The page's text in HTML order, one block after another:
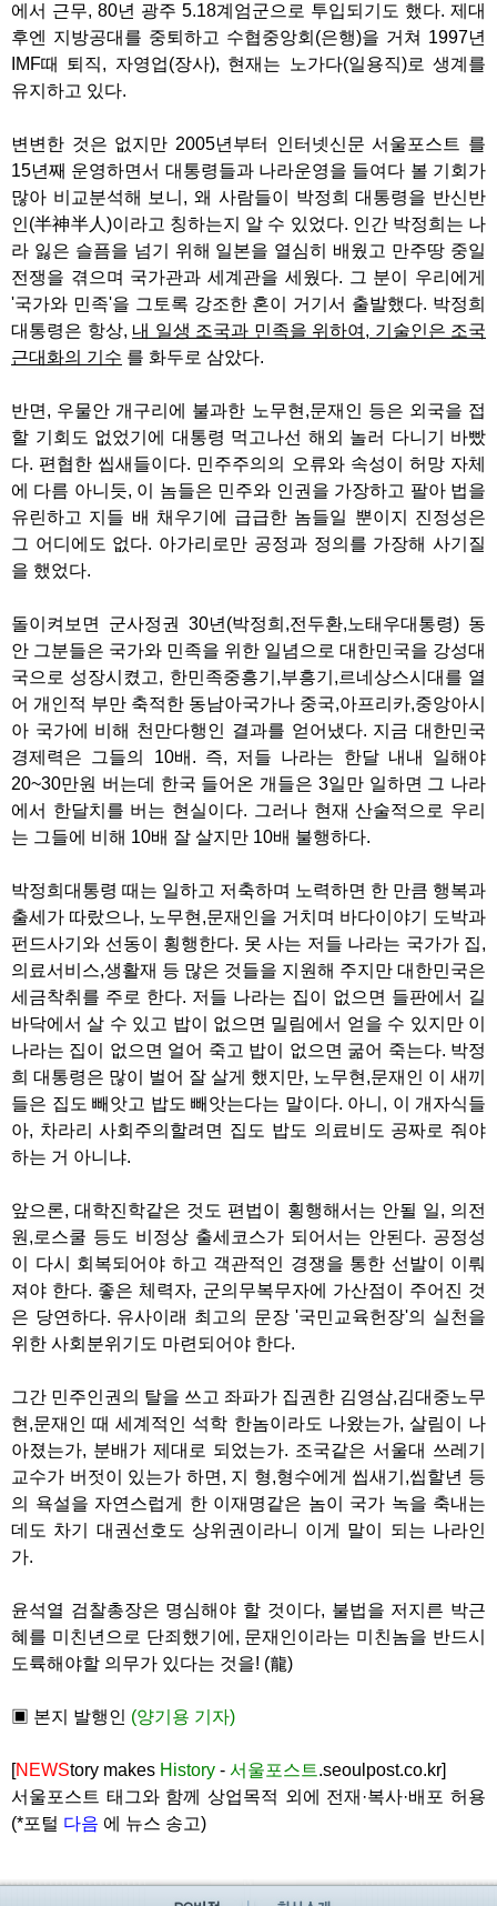
에서 근무, 80년 광주 5.18계엄군으로 투입되기도 했다. 제대
후엔 지방공대를 중퇴하고 수협중앙회(은행)을 거쳐 1997년
IMF때 퇴직, 자영업(장사), 현재는 노가다(일용직)로 생계를
유지하고 있다.
변변한 것은 없지만 2005년부터 인터넷신문 서울포스트 를
15년째 운영하면서 대통령들과 나라운영을 들여다 볼 기회가
많아 비교분석해 보니, 왜 사람들이 박정희 대통령을 반신반
인(半神半人)이라고 칭하는지 알 수 있었다. 인간 박정희는 나
라 잃은 슬픔을 넘기 위해 일본을 열심히 배웠고 만주땅 중일
전쟁을 겪으며 국가관과 세계관을 세웠다. 그 분이 우리에게
'국가와 민족'을 그토록 강조한 혼이 거기서 출발했다. 박정희
대통령은 항상, 내 일생 조국과 민족을 위하여, 기술인은 조국
근대화의 기수 를 화두로 삼았다.
반면, 우물안 개구리에 불과한 노무현,문재인 등은 외국을 접
할 기회도 없었기에 대통령 먹고나선 해외 놀러 다니기 바빴
다. 편협한 씹새들이다. 민주주의의 오류와 속성이 허망 자체
에 다름 아니듯, 이 놈들은 민주와 인권을 가장하고 팔아 법을
유린하고 지들 배 채우기에 급급한 놈들일 뿐이지 진정성은
그 어디에도 없다. 아가리로만 공정과 정의를 가장해 사기질
을 했었다.
돌이켜보면 군사정권 30년(박정희,전두환,노태우대통령) 동
안 그분들은 국가와 민족을 위한 일념으로 대한민국을 강성대
국으로 성장시켰고, 한민족중흥기,부흥기,르네상스시대를 열
어 개인적 부만 축적한 동남아국가나 중국,아프리카,중앙아시
아 국가에 비해 천만다행인 결과를 얻어냈다. 지금 대한민국
경제력은 그들의 10배. 즉, 저들 나라는 한달 내내 일해야
20~30만원 버는데 한국 들어온 개들은 3일만 일하면 그 나라
에서 한달치를 버는 현실이다. 그러나 현재 산술적으로 우리
는 그들에 비해 10배 잘 살지만 10배 불행하다.
박정희대통령 때는 일하고 저축하며 노력하면 한 만큼 행복과
출세가 따랐으나, 노무현,문재인을 거치며 바다이야기 도박과
펀드사기와 선동이 횡행한다. 못 사는 저들 나라는 국가가 집,
의료서비스,생활재 등 많은 것들을 지원해 주지만 대한민국은
세금착취를 주로 한다. 저들 나라는 집이 없으면 들판에서 길
바닥에서 살 수 있고 밥이 없으면 밀림에서 얻을 수 있지만 이
나라는 집이 없으면 얼어 죽고 밥이 없으면 굶어 죽는다. 박정
희 대통령은 많이 벌어 잘 살게 했지만, 노무현,문재인 이 새끼
들은 집도 빼앗고 밥도 빼앗는다는 말이다. 아니, 이 개자식들
아, 차라리 사회주의할려면 집도 밥도 의료비도 공짜로 줘야
하는 거 아니냐.
앞으론, 대학진학같은 것도 편법이 횡행해서는 안될 일, 의전
원,로스쿨 등도 비정상 출세코스가 되어서는 안된다. 공정성
이 다시 회복되어야 하고 객관적인 경쟁을 통한 선발이 이뤄
져야 한다. 좋은 체력자, 군의무복무자에 가산점이 주어진 것
은 당연하다. 유사이래 최고의 문장 '국민교육헌장'의 실천을
위한 사회분위기도 마련되어야 한다.
그간 민주인권의 탈을 쓰고 좌파가 집권한 김영삼,김대중노무
현,문재인 때 세계적인 석학 한놈이라도 나왔는가, 살림이 나
아졌는가, 분배가 제대로 되었는가. 조국같은 서울대 쓰레기
교수가 버젓이 있는가 하면, 지 형,형수에게 씹새기,씹할년 등
의 욕설을 자연스럽게 한 이재명같은 놈이 국가 녹을 축내는
데도 차기 대권선호도 상위권이라니 이게 말이 되는 나라인
가.
윤석열 검찰총장은 명심해야 할 것이다, 불법을 저지른 박근
혜를 미친년으로 단죄했기에, 문재인이라는 미친놈을 반드시
도륙해야할 의무가 있다는 것을! (龍)
▣ 본지 발행인 (양기용 기자)
[NEWStory makes History - 서울포스트.seoulpost.co.kr]
서울포스트 태그와 함께 상업목적 외에 전재·복사·배포 허용
(*포털 다음 에 뉴스 송고)